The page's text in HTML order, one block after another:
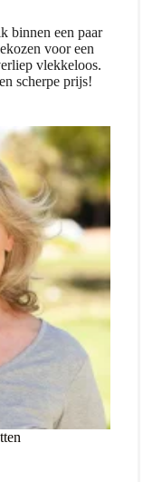
binnen een paar
voor een
vlekkeloos.
scherpe prijs!